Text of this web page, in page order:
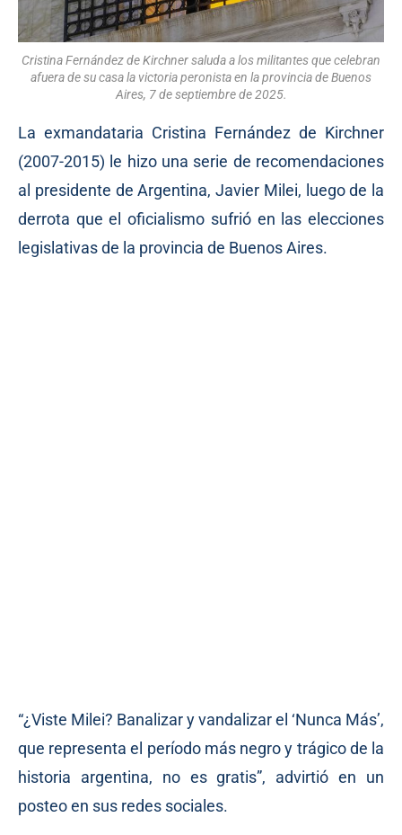
Cristina Fernández de Kirchner saluda a los militantes que celebran
afuera de su casa la victoria peronista en la provincia de Buenos
Aires, 7 de septiembre de 2025.
La exmandataria Cristina Fernández de Kirchner
(2007-2015) le hizo una serie de recomendaciones
al presidente de Argentina, Javier Milei, luego de la
derrota que el oficialismo sufrió en las elecciones
legislativas de la provincia de Buenos Aires.
“¿Viste Milei? Banalizar y vandalizar el ‘Nunca Más’,
que representa el período más negro y trágico de la
historia argentina, no es gratis”, advirtió en un
posteo en sus redes sociales.